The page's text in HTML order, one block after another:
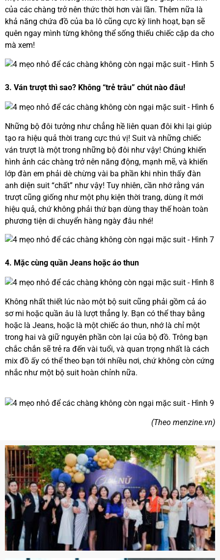
của các chàng trở nên thức thời hơn vài lần. Thêm nữa là
khả năng chứa đồ của ba lô cũng cực kỳ linh hoạt, bạn sẽ
quên ngay mình từng không thể sống thiếu chiếc cặp da cho
mà xem!
3. Ván trượt thì sao? Không “trẻ trâu” chút nào đâu!
Những bộ đôi tưởng như chẳng hề liên quan đôi khi lại giúp
tạo ra hiệu quả thời trang cực thú vị! Suit và những chiếc
ván trượt là một trong những bộ đôi như vậy! Chúng khiến
hình ảnh các chàng trở nên năng động, mạnh mẽ, và khiến
lớp đàn em phải dè chừng vài ba phần khi nhìn thấy đàn
anh diện suit “chất” như vậy! Tuy nhiên, cần nhớ rằng ván
trượt cũng giống như một phụ kiện thời trang, dùng ít mới
hiệu quả, chứ không phải thứ bạn dùng thay thế hoàn toàn
phương tiện di chuyển hàng ngày đâu nhé!
4. Mặc cùng quần Jeans hoặc áo thun
Không nhất thiết lúc nào một bộ suit cũng phải gồm cả áo
sơ mi hoặc quần âu là lượt thẳng ly. Bạn có thể thay bằng
hoặc là Jeans, hoặc là một chiếc áo thun, nhớ là chỉ một
trong hai và giữ nguyên phần còn lại của bộ đồ. Trông bạn
chắc chắn sẽ trẻ ra đến vài tuổi, và quan trọng nhất là cách
mix đồ ấy có thể theo bạn tới nhiều nơi, chứ không còn cứng
nhắc như một bộ suit hoàn chỉnh nữa.
(Theo menzine.vn)